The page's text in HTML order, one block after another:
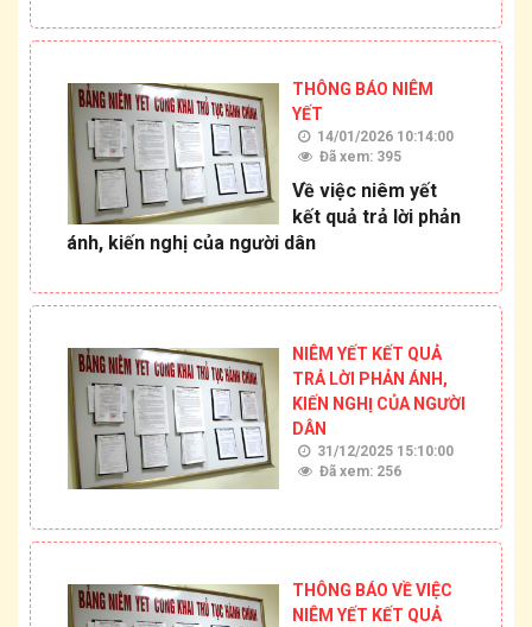
THÔNG BÁO NIÊM
YẾT
14/01/2026 10:14:00
Đã xem: 395
Về việc niêm yết
kết quả trả lời phản
ánh, kiến nghị của người dân
NIÊM YẾT KẾT QUẢ
TRẢ LỜI PHẢN ÁNH,
KIẾN NGHỊ CỦA NGƯỜI
DÂN
31/12/2025 15:10:00
Đã xem: 256
THÔNG BÁO VỀ VIỆC
NIÊM YẾT KẾT QUẢ